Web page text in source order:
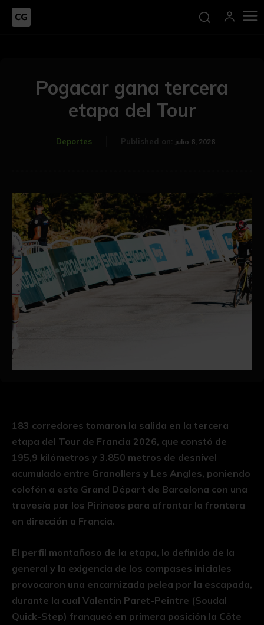
Pogacar gana tercera
etapa del Tour
Deportes Published on: julio 6, 2026
183 corredores tomaron la salida en la tercera
etapa del Tour de Francia 2026, que constó de
195,9 kilómetros y 3.850 metros de desnivel
acumulado entre Granollers y Les Angles, poniendo
colofón a este Grand Départ de Barcelona con una
travesía por los Pirineos para afrontar la frontera
en dirección a Francia.
El perfil montañoso de la etapa, lo definido de la
general y la exigencia de los compases iniciales
provocaron una encarnizada pelea por la escapada,
durante la cual Valentin Paret-Peintre (Soudal
Quick-Step) franqueó en primera posición la Côte